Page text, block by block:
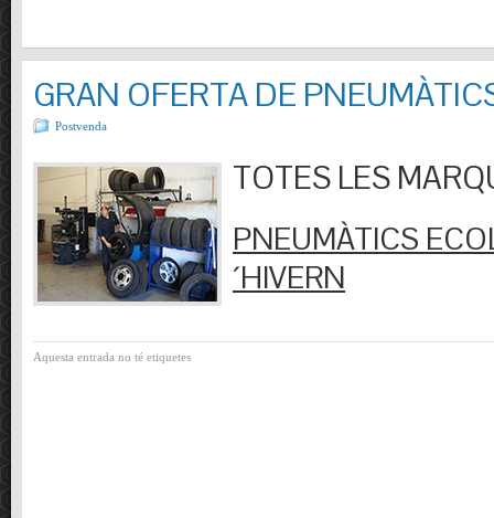
GRAN OFERTA DE
Postvenda
TOTES LES
PNEUMÀTICS
´HIVERN
Aquesta entrada no té etiquetes